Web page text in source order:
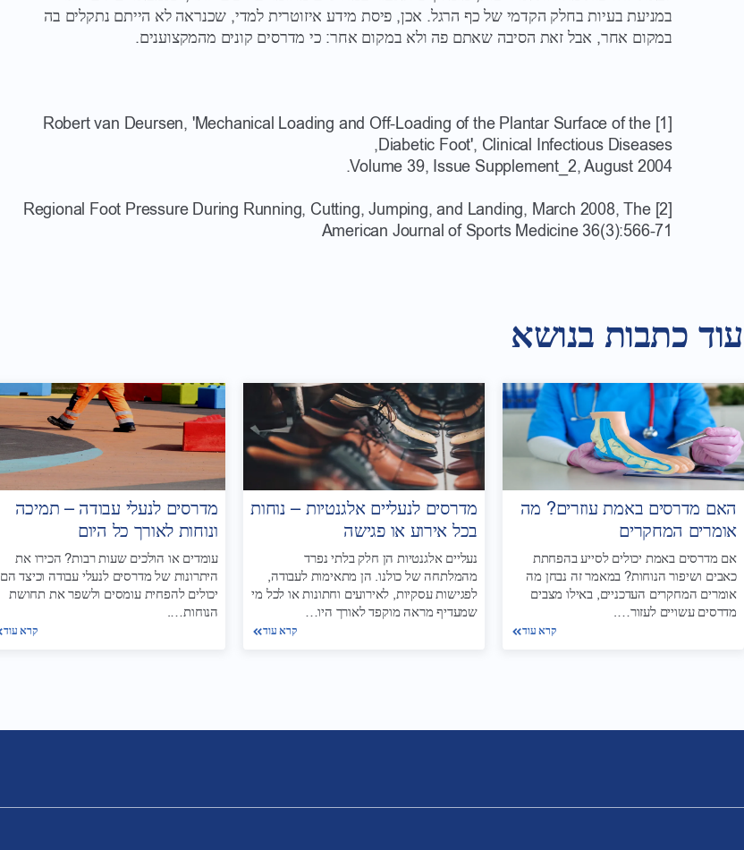
במניעת בעיות בחלק הקדמי של כף הרגל. אכן, פיסת מידע איזוטרית למדי, שכנראה לא הייתם נתקלים בה
במקום אחר, אבל זאת הסיבה שאתם פה ולא במקום אחר: כי מדרסים קונים מהמקצוענים.
[1]
Robert van Deursen, 'Mechanical Loading and Off-Loading of the Plantar Surface of the
Diabetic Foot', Clinical Infectious Diseases
,
Volume 39, Issue Supplement_2, August 2004.
[2] Regional Foot Pressure During Running, Cutting, Jumping, and Landing,
March 2008, The
American Journal of Sports Medicine 36(3):566-71
עוד כתבות בנושא
האם מדרסים באמת עוזרים? מה
אומרים המחקרים
אם מדרסים באמת יכולים לסייע בהפחתת
כאבים ושיפור הנוחות? במאמר זה נבחן מה
אומרים המחקרים העדכניים, באילו מצבים
מדרסים עשויים לעזור….
קרא עוד
מדרסים לנעליים אלגנטיות – נוחות
בכל אירוע או פגישה
נעליים אלגנטיות הן חלק בלתי נפרד
מהמלתחה של כולנו. הן מתאימות לעבודה,
לפגישות עסקיות, לאירועים וחתונות או לכל מי
שמעדיף מראה מוקפד לאורך היו…
קרא עוד
מדרסים לנעלי עבודה – תמיכה
ונוחות לאורך כל היום
עומדים או הולכים שעות רבות? הכירו את
היתרונות של מדרסים לנעלי עבודה וכיצד הם
יכולים להפחית עומסים ולשפר את תחושת
הנוחות….
קרא עוד